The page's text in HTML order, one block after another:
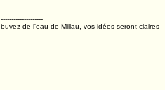
--------------------
buvez de l'eau de Millau, vos idées seront claires